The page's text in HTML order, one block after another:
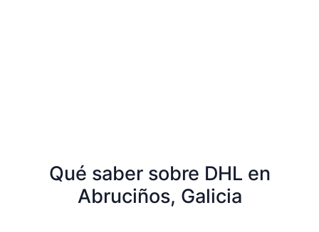
Qué saber sobre DHL en
Abruciños, Galicia